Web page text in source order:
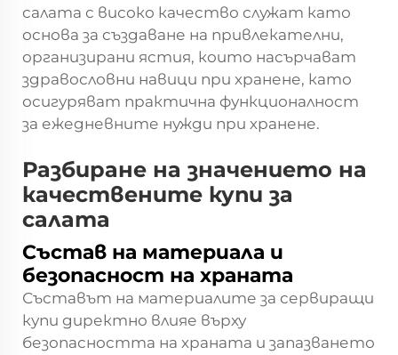
салата с високо качество служат като
основа за създаване на привлекателни,
организирани ястия, които насърчават
здравословни навици при хранене, като
осигуряват практична функционалност
за ежедневните нужди при хранене.
Разбиране на значението на
качествените купи за
салата
Състав на материала и
безопасност на храната
Съставът на материалите за сервиращи
купи директно влияе върху
безопасността на храната и запазването